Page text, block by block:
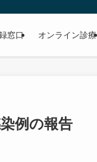
窓口 オンライン診療
例の報告